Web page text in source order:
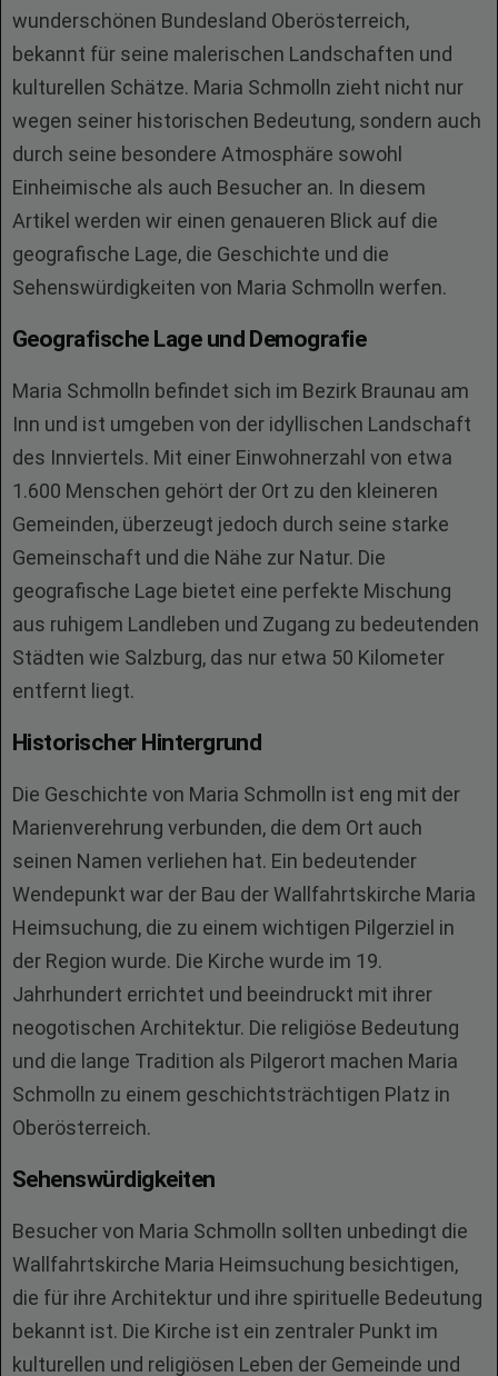
wunderschönen Bundesland Oberösterreich,
bekannt für seine malerischen Landschaften und
kulturellen Schätze. Maria Schmolln zieht nicht nur
wegen seiner historischen Bedeutung, sondern auch
durch seine besondere Atmosphäre sowohl
Einheimische als auch Besucher an. In diesem
Artikel werden wir einen genaueren Blick auf die
geografische Lage, die Geschichte und die
Sehenswürdigkeiten von Maria Schmolln werfen.
Geografische Lage und Demografie
Maria Schmolln befindet sich im Bezirk Braunau am
Inn und ist umgeben von der idyllischen Landschaft
des Innviertels. Mit einer Einwohnerzahl von etwa
1.600 Menschen gehört der Ort zu den kleineren
Gemeinden, überzeugt jedoch durch seine starke
Gemeinschaft und die Nähe zur Natur. Die
geografische Lage bietet eine perfekte Mischung
aus ruhigem Landleben und Zugang zu bedeutenden
Städten wie Salzburg, das nur etwa 50 Kilometer
entfernt liegt.
Historischer Hintergrund
Die Geschichte von Maria Schmolln ist eng mit der
Marienverehrung verbunden, die dem Ort auch
seinen Namen verliehen hat. Ein bedeutender
Wendepunkt war der Bau der Wallfahrtskirche Maria
Heimsuchung, die zu einem wichtigen Pilgerziel in
der Region wurde. Die Kirche wurde im 19.
Jahrhundert errichtet und beeindruckt mit ihrer
neogotischen Architektur. Die religiöse Bedeutung
und die lange Tradition als Pilgerort machen Maria
Schmolln zu einem geschichtsträchtigen Platz in
Oberösterreich.
Sehenswürdigkeiten
Besucher von Maria Schmolln sollten unbedingt die
Wallfahrtskirche Maria Heimsuchung besichtigen,
die für ihre Architektur und ihre spirituelle Bedeutung
bekannt ist. Die Kirche ist ein zentraler Punkt im
kulturellen und religiösen Leben der Gemeinde und